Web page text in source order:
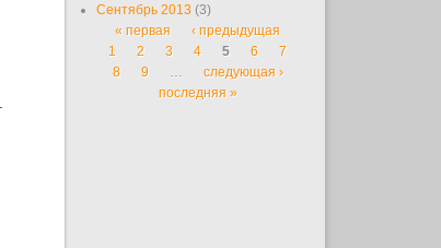
Сентябрь 2013 (3)
Страницы
« первая
‹ предыдущая
1
2 3 4 5 6
7
8
9 …
следующая ›
последняя »